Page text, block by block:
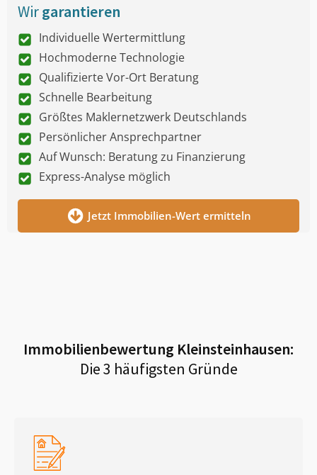
Wirgarantieren
Individuelle Wertermittlung
Hochmoderne Technologie
Qualifizierte Vor-Ort Beratung
Schnelle Bearbeitung
Größtes Maklernetzwerk Deutschlands
Persönlicher Ansprechpartner
Auf Wunsch: Beratung zu Finanzierung
Express-Analyse möglich
Jetzt Immobilien-Wert ermitteln
Immobilienbewertung Kleinsteinhausen:
Die 3 häufigsten Gründe